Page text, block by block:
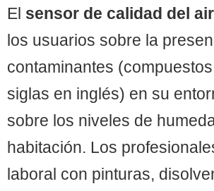
El sensor de calidad del
los usuarios sobre la
contaminantes
siglas en inglés) en su
sobre los niveles de
habitación. Los
laboral con pinturas,